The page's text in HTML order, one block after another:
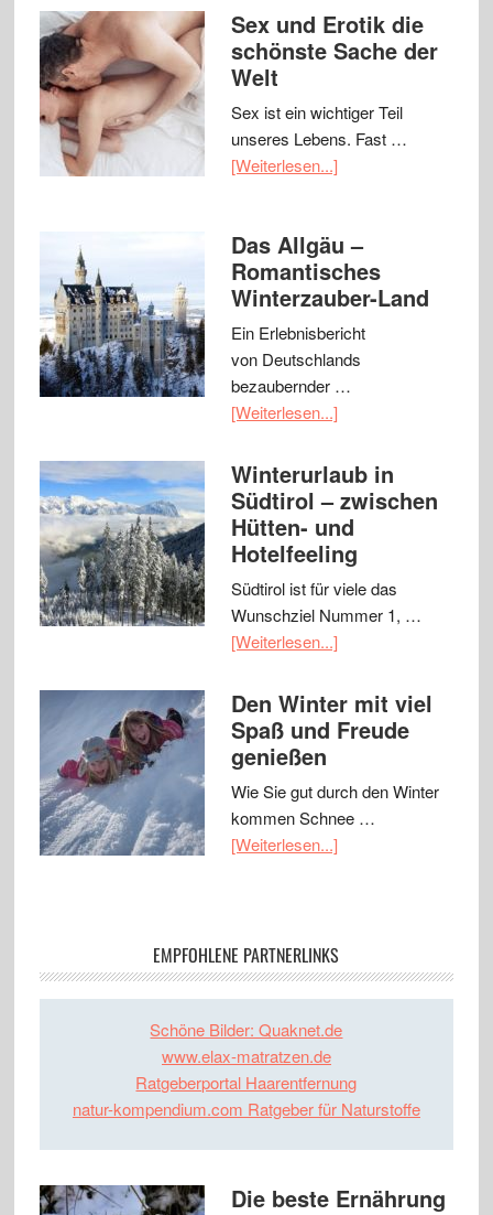
Sex und Erotik die
schönste Sache der
Welt
Sex ist ein wichtiger Teil
unseres Lebens. Fast …
[Weiterlesen...]
Das Allgäu –
Romantisches
Winterzauber-Land
Ein Erlebnisbericht
von Deutschlands
bezaubernder …
[Weiterlesen...]
Winterurlaub in
Südtirol – zwischen
Hütten- und
Hotelfeeling
Südtirol ist für viele das
Wunschziel Nummer 1, …
[Weiterlesen...]
Den Winter mit viel
Spaß und Freude
genießen
Wie Sie gut durch den Winter
kommen Schnee …
[Weiterlesen...]
EMPFOHLENE PARTNERLINKS
Schöne Bilder: Quaknet.de
www.elax-matratzen.de
Ratgeberportal Haarentfernung
natur-kompendium.com Ratgeber für Naturstoffe
Die beste Ernährung